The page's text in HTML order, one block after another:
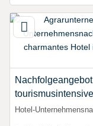
Hotel-